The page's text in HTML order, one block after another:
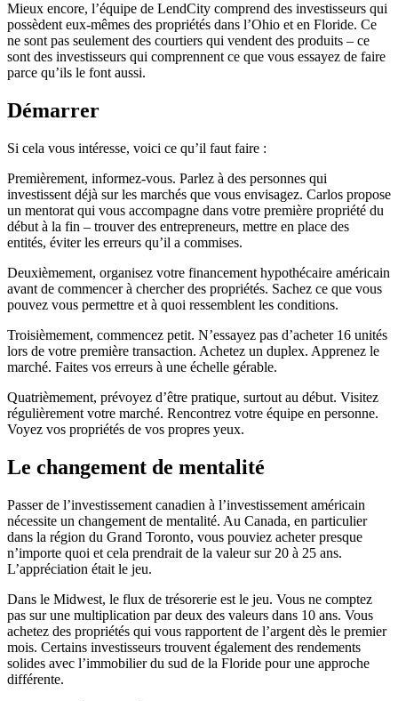
Mieux encore, l’équipe de LendCity comprend des investisseurs qui
possèdent eux-mêmes des propriétés dans l’Ohio et en Floride. Ce
ne sont pas seulement des courtiers qui vendent des produits – ce
sont des investisseurs qui comprennent ce que vous essayez de faire
parce qu’ils le font aussi.
Démarrer
Si cela vous intéresse, voici ce qu’il faut faire :
Premièrement, informez-vous. Parlez à des personnes qui
investissent déjà sur les marchés que vous envisagez. Carlos propose
un mentorat qui vous accompagne dans votre première propriété du
début à la fin – trouver des entrepreneurs, mettre en place des
entités, éviter les erreurs qu’il a commises.
Deuxièmement, organisez votre financement hypothécaire américain
avant de commencer à chercher des propriétés. Sachez ce que vous
pouvez vous permettre et à quoi ressemblent les conditions.
Troisièmement, commencez petit. N’essayez pas d’acheter 16 unités
lors de votre première transaction. Achetez un duplex. Apprenez le
marché. Faites vos erreurs à une échelle gérable.
Quatrièmement, prévoyez d’être pratique, surtout au début. Visitez
régulièrement votre marché. Rencontrez votre équipe en personne.
Voyez vos propriétés de vos propres yeux.
Le changement de mentalité
Passer de l’investissement canadien à l’investissement américain
nécessite un changement de mentalité. Au Canada, en particulier
dans la région du Grand Toronto, vous pouviez acheter presque
n’importe quoi et cela prendrait de la valeur sur 20 à 25 ans.
L’appréciation était le jeu.
Dans le Midwest, le flux de trésorerie est le jeu. Vous ne comptez
pas sur une multiplication par deux des valeurs dans 10 ans. Vous
achetez des propriétés qui vous rapportent de l’argent dès le premier
mois. Certains investisseurs trouvent également des rendements
solides avec l’immobilier du sud de la Floride pour une approche
différente.